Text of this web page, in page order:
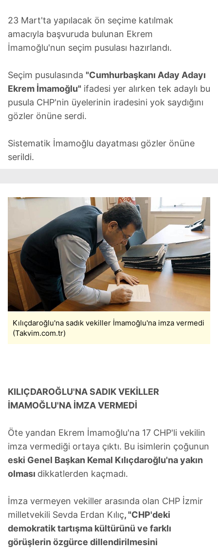
23 Mart'ta yapılacak ön seçime katılmak
amacıyla başvuruda bulunan Ekrem
İmamoğlu'nun seçim pusulası hazırlandı.
Seçim pusulasında "Cumhurbaşkanı Aday Adayı
Ekrem İmamoğlu" ifadesi yer alırken tek adaylı bu
pusula CHP'nin üyelerinin iradesini yok saydığını
gözler önüne serdi.
Sistematik İmamoğlu dayatması gözler önüne
serildi.
Kılıçdaroğlu'na sadık vekiller İmamoğlu'na imza vermedi
(Takvim.com.tr)
KILIÇDAROĞLU'NA SADIK VEKİLLER
İMAMOĞLU'NA İMZA VERMEDİ
Öte yandan Ekrem İmamoğlu'na 17 CHP'li vekilin
imza vermediği ortaya çıktı. Bu isimlerin çoğunun
eski Genel Başkan Kemal Kılıçdaroğlu'na yakın
olması dikkatlerden kaçmadı.
İmza vermeyen vekiller arasında olan CHP İzmir
milletvekili Sevda Erdan Kılıç, "CHP'deki
demokratik tartışma kültürünü ve farklı
görüşlerin özgürce dillendirilmesini